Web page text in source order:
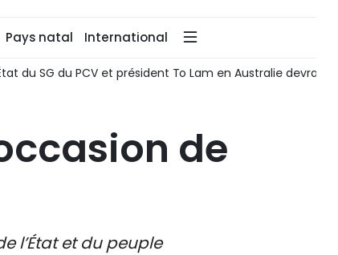
Pays natal International
Le Vietnam et la Thaïlande veulent renforcer leur
de
l’État et du peuple